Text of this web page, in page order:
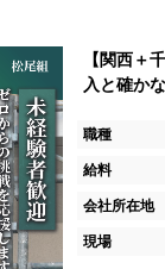
【関西＋
入と確か
職種
給料
会社所在地
現場